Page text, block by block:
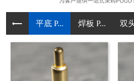
平底 P... 焊板 P... 双